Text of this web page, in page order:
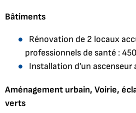
Bâtiments
Rénovation de 2 locaux
professionnels de santé :
Installation d’un ascenseur
Aménagement urbain, Voirie,
verts